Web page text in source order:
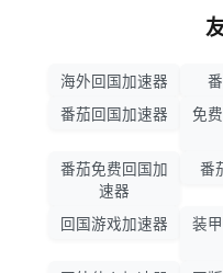
海外回国加速器
番茄回国加速器
免
番茄免费回国加
速器
番
回国游戏加速器
装